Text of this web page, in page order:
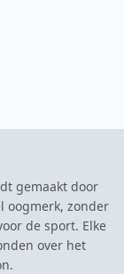
gemaakt door
oogmerk, zonder
de sport. Elke
over het